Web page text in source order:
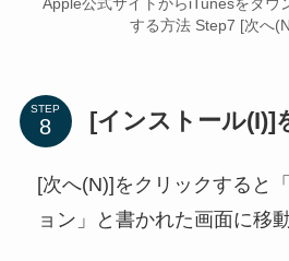
する方法 Step7 [次へ
STEP [インストール(I)]
[次へ(N)]をクリックすると
ョン」と書かれた画面に移